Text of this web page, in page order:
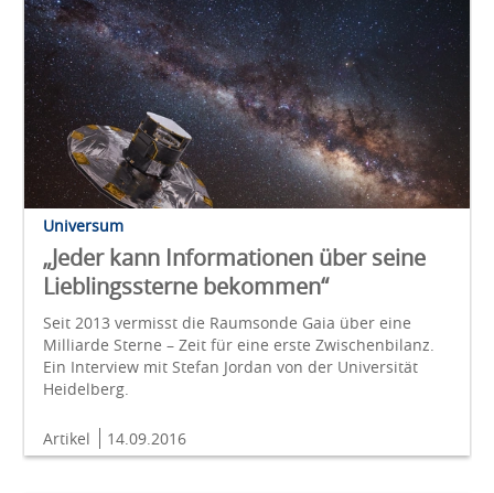
Universum
„Jeder kann Informationen über seine
Lieblingssterne bekommen“
Seit 2013 vermisst die Raumsonde Gaia über eine
Milliarde Sterne – Zeit für eine erste Zwischenbilanz.
Ein Interview mit Stefan Jordan von der Universität
Heidelberg.
Artikel 14.09.2016